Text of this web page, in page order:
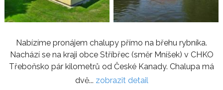
Nabízíme pronájem chalupy přímo na břehu rybníka.
Nachází se na kraji obce Stříbřec (směr Mníšek) v CHKO
Třeboňsko pár kilometrů od České Kanady. Chalupa má
dvě... zobrazit detail